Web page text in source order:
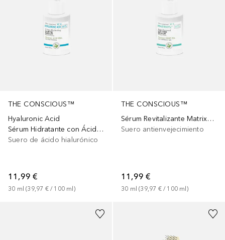
THE CONSCIOUS™
Hyaluronic Acid
Sérum Hidratante con Ácido Hialurónico 10% Complex
Suero de ácido hialurónico
11,99 €
30 ml (39,97 € / 100 ml)
THE CONSCIOUS™
Sérum Revitalizante Matrixyl 3000
Suero antienvejecimiento
11,99 €
30 ml (39,97 € / 100 ml)